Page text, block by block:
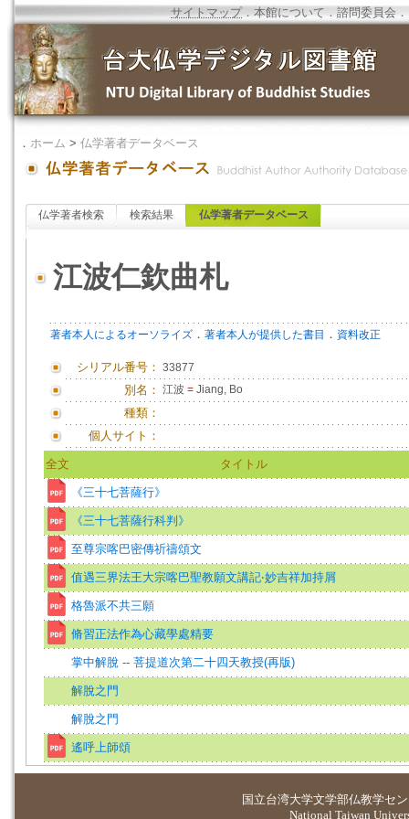
サイトマップ．本館について ．諮問委員会 ．
． ホーム > 仏学著者データベース
仏学著者検索 検索結果 仏学著者データベース
江波仁欽曲札
著者本人によるオーソライズ ． 著者本人が提供した書目 ． 資料改正
シリアル番号： 33877
別名： 江波 = Jiang, Bo
種類：
個人サイト：
全文 タイトル
《三十七菩薩行》
《三十七菩薩行科判》
至尊宗喀巴密傳祈禱頌文
值遇三界法王大宗喀巴聖教願文講記‧妙吉祥加持屑
格魯派不共三願
脩習正法作為心藏學處精要
掌中解脫 -- 菩提道次第二十四天教授(再版)
解脫之門
解脫之門
遙呼上師頌
国立台湾大学文学部仏教学セ
National Taiwan